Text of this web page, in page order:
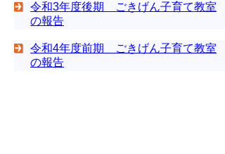
令和3年度後期 ごきげん子育て教室
の報告
令和4年度前期 ごきげん子育て教室
の報告